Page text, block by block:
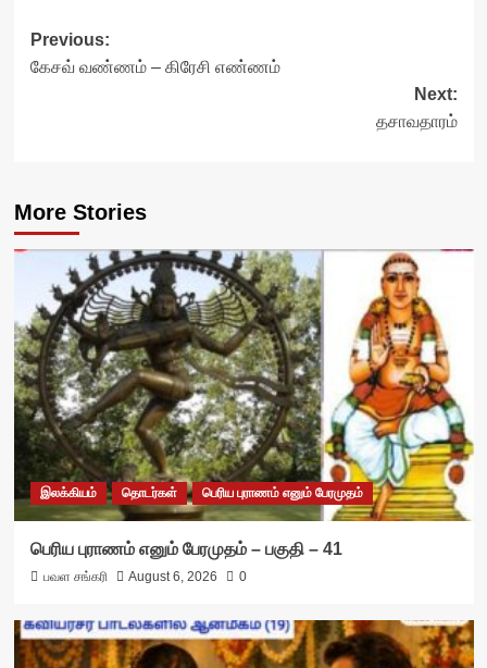
Post
navigation
Previous:
கேசவ் வண்ணம் – கிரேசி எண்ணம்
Next:
தசாவதாரம்
More Stories
இலக்கியம் தொடர்கள் பெரிய புராணம் எனும் பேரமுதம்
பெரிய புராணம் எனும் பேரமுதம் – பகுதி – 41
பவள சங்கரி August 6, 2026 0